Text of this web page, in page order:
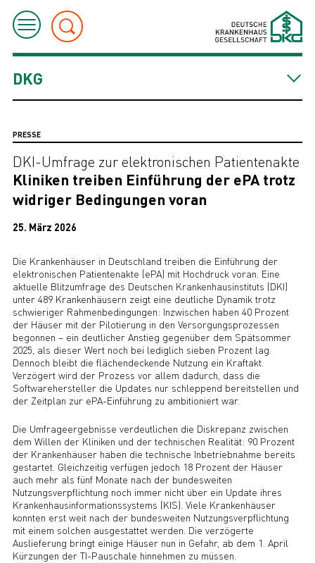
DKG
PRESSE
DKI-Umfrage zur elektronischen Patientenakte
Kliniken treiben Einführung der ePA trotz
widriger Bedingungen voran
25. März 2026
Die Krankenhäuser in Deutschland treiben die Einführung der
elektronischen Patientenakte (ePA) mit Hochdruck voran. Eine
aktuelle Blitzumfrage des Deutschen Krankenhausinstituts (DKI)
unter 489 Krankenhäusern zeigt eine deutliche Dynamik trotz
schwieriger Rahmenbedingungen: Inzwischen haben 40 Prozent
der Häuser mit der Pilotierung in den Versorgungsprozessen
begonnen – ein deutlicher Anstieg gegenüber dem Spätsommer
2025, als dieser Wert noch bei lediglich sieben Prozent lag.
Dennoch bleibt die flächendeckende Nutzung ein Kraftakt.
Verzögert wird der Prozess vor allem dadurch, dass die
Softwarehersteller die Updates nur schleppend bereitstellen und
der Zeitplan zur ePA-Einführung zu ambitioniert war.
Die Umfrageergebnisse verdeutlichen die Diskrepanz zwischen
dem Willen der Kliniken und der technischen Realität: 90 Prozent
der Krankenhäuser haben die technische Inbetriebnahme bereits
gestartet. Gleichzeitig verfügen jedoch 18 Prozent der Häuser
auch mehr als fünf Monate nach der bundesweiten
Nutzungsverpflichtung noch immer nicht über ein Update ihres
Krankenhausinformationssystems (KIS). Viele Krankenhäuser
konnten erst weit nach der bundesweiten Nutzungsverpflichtung
mit einem solchen ausgestattet werden. Die verzögerte
Auslieferung bringt einige Häuser nun in Gefahr, ab dem 1. April
Kürzungen der TI-Pauschale hinnehmen zu müssen.